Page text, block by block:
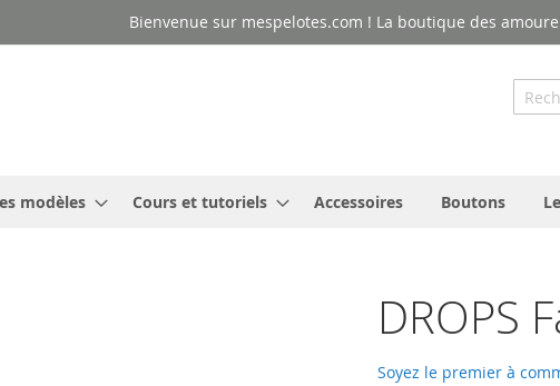
Bienvenue sur mespelotes.com ! La boutique des
modèles Cours et tutoriels Accessoires Boutons
DROPS
Soyez le premier à